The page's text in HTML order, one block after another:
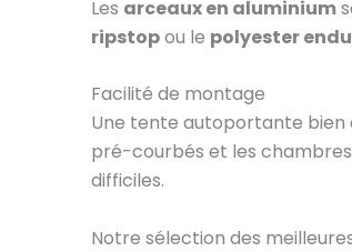
Les arceaux en aluminium
ripstopou le polyester
Facilité de montage
Une tente autoportante bien
pré-courbés et les
difficiles.
Notre sélection des